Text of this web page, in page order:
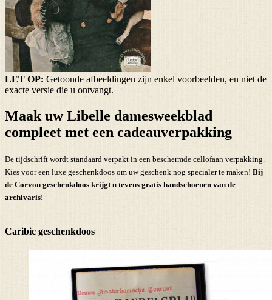
LET OP: Getoonde afbeeldingen zijn enkel voorbeelden, en niet de
exacte versie die u ontvangt.
Maak uw Libelle damesweekblad
compleet met een cadeauverpakking
De tijdschrift wordt standaard verpakt in een beschermde cellofaan verpakking.
Kies voor een luxe geschenkdoos om uw geschenk nog specialer te maken! Bij
de Corvon geschenkdoos krijgt u tevens gratis handschoenen van de
archivaris!
Caribic geschenkdoos